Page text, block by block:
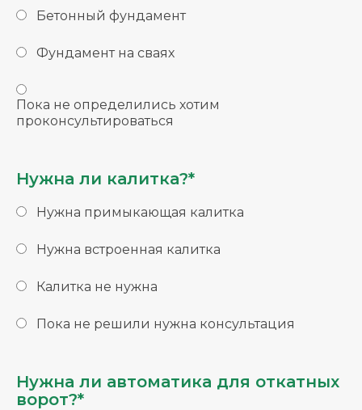
Бетонный фундамент
Фундамент на сваях
Пока не определились хотим
проконсультироваться
Нужна ли калитка?*
Нужна примыкающая калитка
Нужна встроенная калитка
Калитка не нужна
Пока не решили нужна консультация
Нужна ли автоматика для откатных
ворот?*